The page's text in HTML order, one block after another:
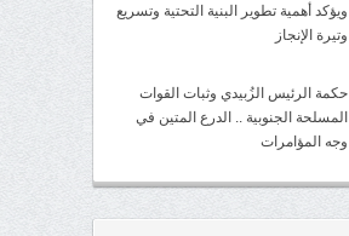
ويؤكد أهمية تطوير البنية التحتية وتسريع
وتيرة الإنجاز
حكمة الرئيس الزُبيدي وثبات القوات
المسلحة الجنوبية .. الدرع المتين في
وجه المؤامرات